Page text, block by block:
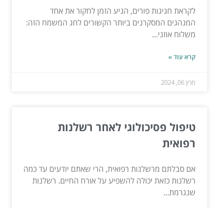
לקראת חגיגות פורים, הגיע הזמן לחקור את אחד
המנהגים המסקרנים ביותר הקשורים לחג המשמח הזה:
משלוח אוזני...
קרא עוד »
מרץ 06, 2024
טיפול פסיכולוגי לאחר רשלנות
רפואית
אם סבלתם מרשלנות רפואית, הרי שאתם יודעים עד כמה
רשלנות כזאת יכולה להשפיע על אורח החיים. רשלנות
שנגרמת...